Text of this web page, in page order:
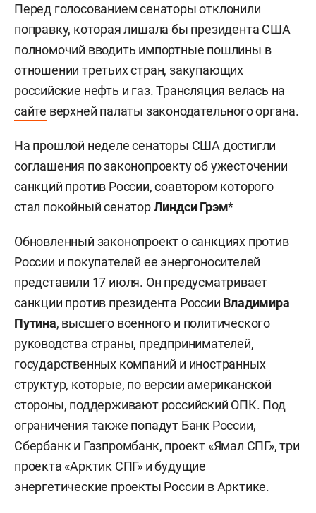
Перед голосованием сенаторы отклонили
поправку, которая лишала бы президента США
полномочий вводить импортные пошлины в
отношении третьих стран, закупающих
российские нефть и газ. Трансляция велась на
сайте верхней палаты законодательного органа.
На прошлой неделе сенаторы США достигли
соглашения по законопроекту об ужесточении
санкций против России, соавтором которого
стал покойный сенаторЛиндси Грэм*
Обновленный законопроект о санкциях против
России и покупателей ее энергоносителей
представили 17 июля. Он предусматривает
санкции против президента России Владимира
Путина, высшего военного и политического
руководства страны, предпринимателей,
государственных компаний и иностранных
структур, которые, по версии американской
стороны, поддерживают российский ОПК. Под
ограничения также попадут Банк России,
Сбербанк и Газпромбанк, проект «Ямал СПГ», три
проекта «Арктик СПГ» и будущие
энергетические проекты России в Арктике.